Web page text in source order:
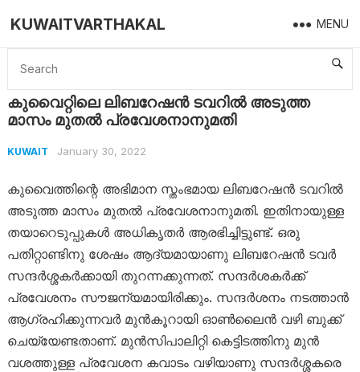
KUWAITVARTHAKAL MENU
Home Kuwait കുവൈറ്റിലെ ലിബറേഷൻ ടവറിൽ അടുത്ത മാസം മുതൽ പ്രവേശനാനുമതി
കുവൈറ്റിലെ ലിബറേഷൻ ടവറിൽ അടുത്ത
മാസം മുതൽ പ്രവേശനാനുമതി
KUWAIT January 30, 2022
കുവൈത്തിന്റെ അഭിമാന സ്തംഭമായ ലിബറേഷൻ ടവറിൽ
അടുത്ത മാസം മുതൽ പ്രവേശനാനുമതി. ഇതിനായുള്ള
തയാറെടുപ്പുകൾ അധികൃതർ ആരഭിച്ചിട്ടുണ്ട്. ഒരു
പതിറ്റാണ്ടിനു ശേഷം ആദ്യമായാണു ലിബറേഷൻ ടവർ
സന്ദർശ്ശകർക്കായി തുറന്നക്കുന്നത്. സന്ദർശകർക്ക്
പ്രവേശനം സൗജന്യമായിരിക്കും. സന്ദർശനം നടത്താൻ
ആഗ്രഹിക്കുന്നവർ മുൻകൂറായി ഓൺലൈൻ വഴി ബുക്ക്‌
ചെയ്യേണ്ടതാണ്. മുൻസിപാലിറ്റി കെട്ടിടത്തിനു മുൻ
വശത്തുള്ള പ്രവേശന കവാടം വഴിയാണു സന്ദർശ്ശകരെ